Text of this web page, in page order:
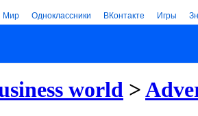
Мир Одноклассники ВКонтакте Игры
world >